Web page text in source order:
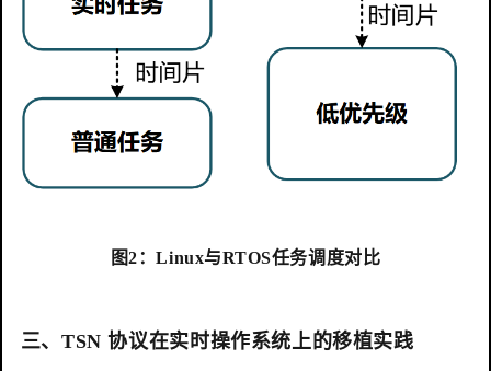
图2：Linux与RTOS任务调度对比
三、TSN 协议在实时操作系统上的移植实践